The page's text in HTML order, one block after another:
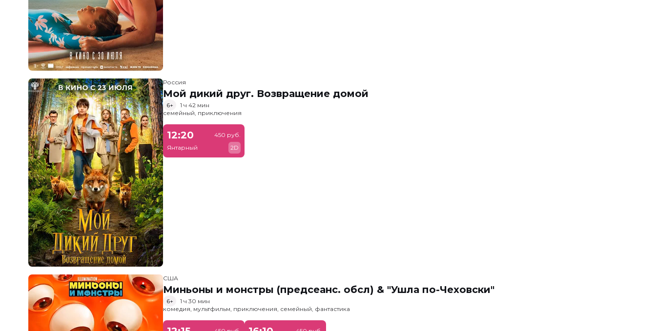
Россия
Мой дикий друг. Возвращение домой
6+
1 ч 42 мин
семейный, приключения
12:20
Янтарный
450 руб.
2D
США
Миньоны и монстры (предсеанс. обсл) & "Ушла по-Чеховски"
6+
1 ч 30 мин
комедия, мультфильм, приключения, семейный, фантастика